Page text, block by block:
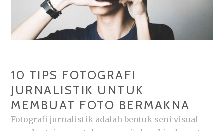
10 TIPS FOTOGRAFI
JURNALISTIK UNTUK
MEMBUAT FOTO BERMAKNA
Fotografi jurnalistik adalah bentuk seni visual